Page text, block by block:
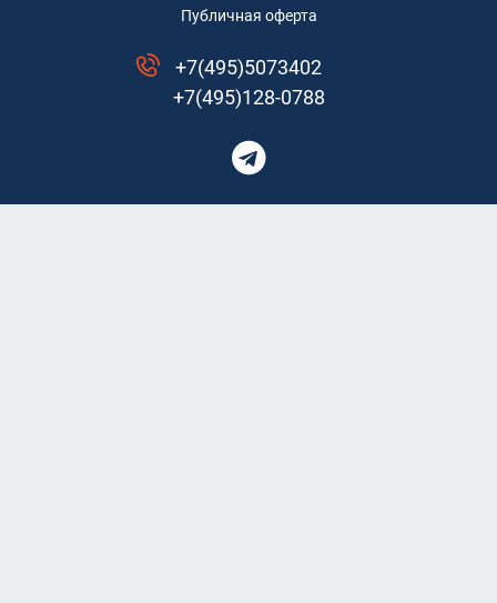
Публичная оферта
+7(495)5073402
+7(495)128-0788